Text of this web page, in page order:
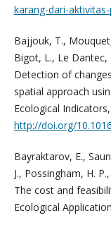
karang-dari-
Bajjouk, T.,
Bigot, L., Le Dantec,
Detection of
spatial approach
Ecological
http://doi.org/
Bayraktarov, E.,
J., Possingham, H.
The cost and
Ecological